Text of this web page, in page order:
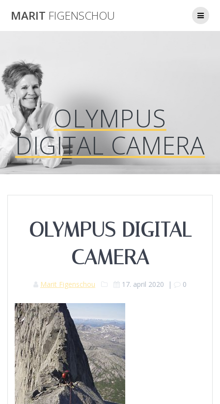
to
MARIT FIGENSCHOU
OLYMPUS
DIGITAL CAMERA
OLYMPUS DIGITAL
CAMERA
Marit Figenschou 17. april 2020 | 0